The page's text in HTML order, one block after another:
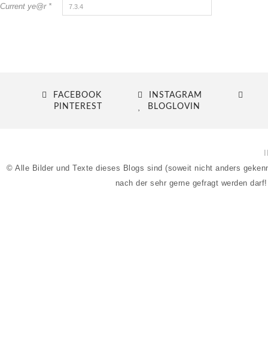
Current ye@r *
FACEBOOK
INSTAGRAM
PINTEREST
BLOGLOVIN
© Alle Bilder und Texte dieses Blogs sind (soweit nicht anders
nach der sehr gerne gefragt werden